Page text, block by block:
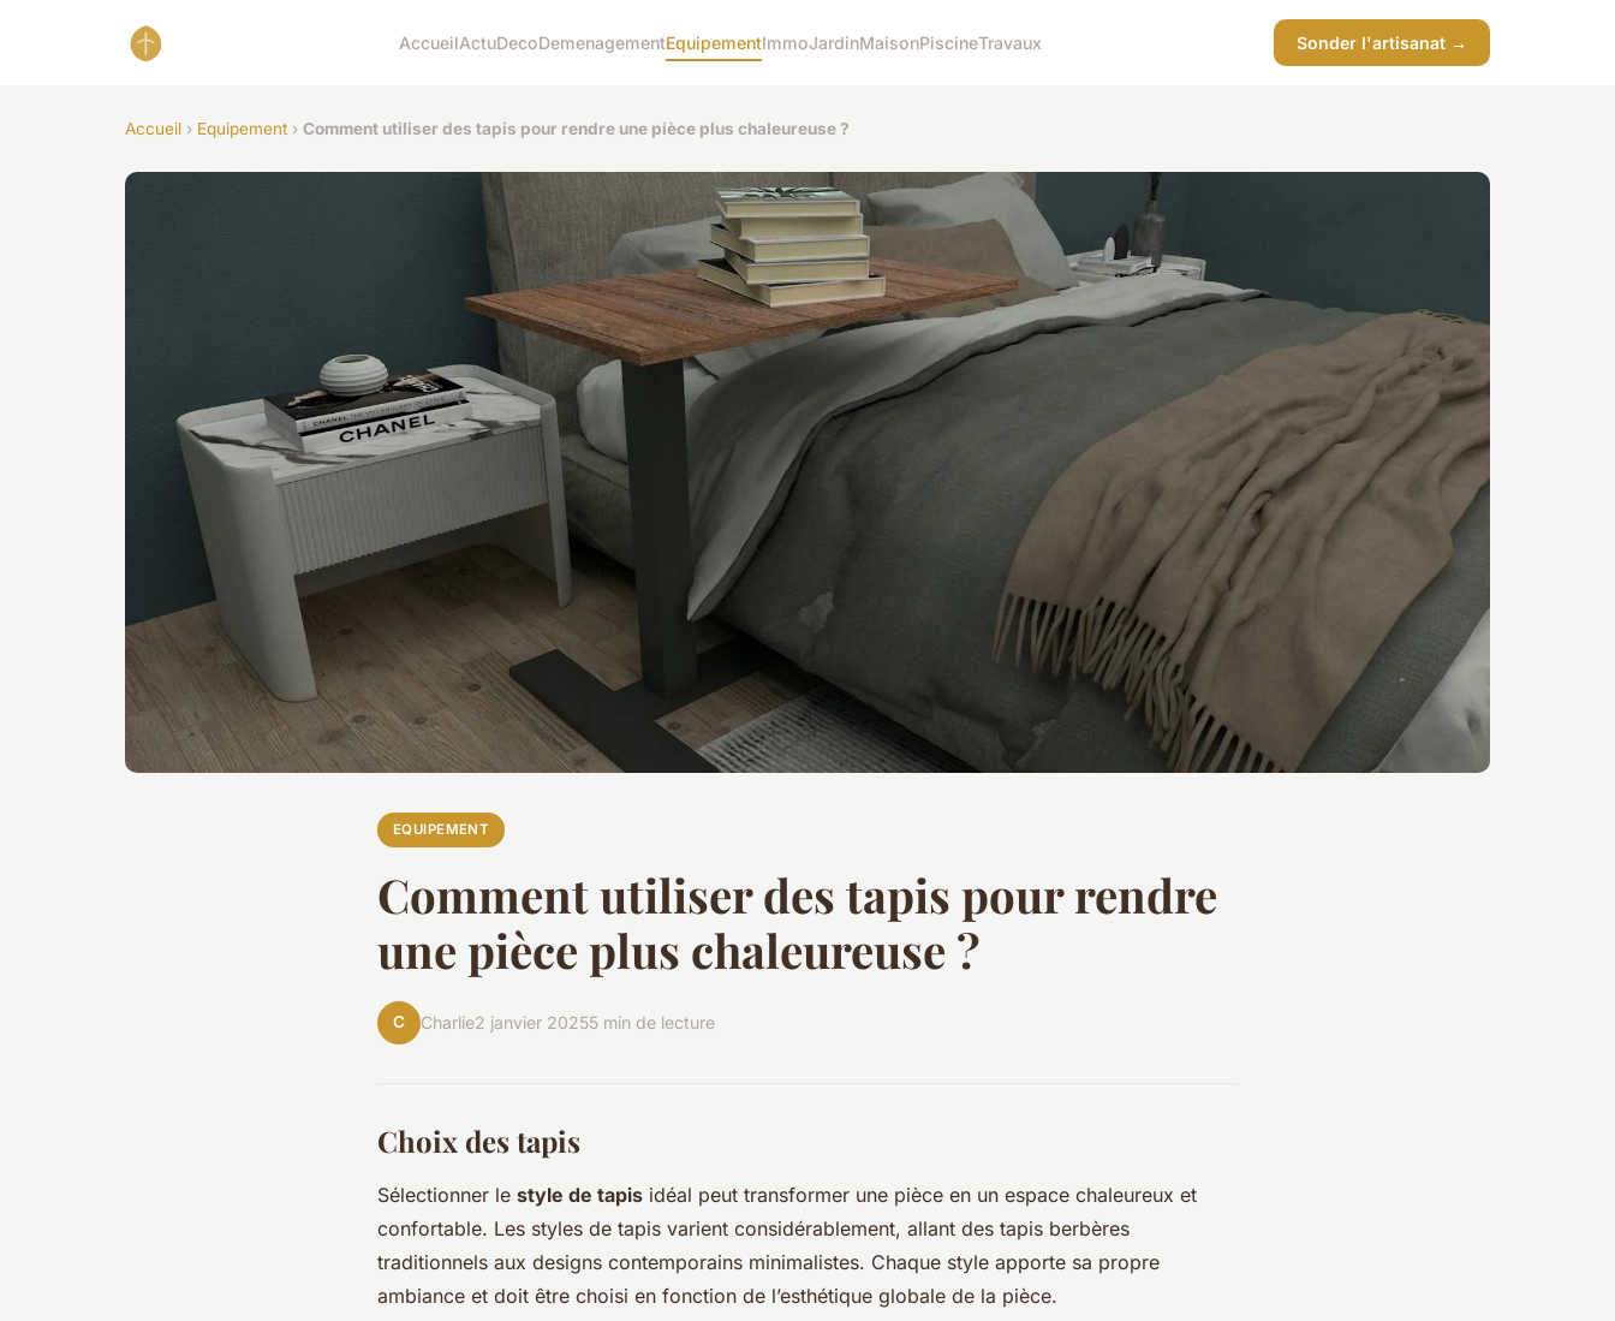
AccueilActuDecoDemenagementEquipementImmoJardinMaisonPiscineTravaux Sonder l'artisanat →
Accueil › Equipement › Comment utiliser des tapis pour rendre une pièce plus chaleureuse ?
EQUIPEMENT
Comment utiliser des tapis pour rendre
une pièce plus chaleureuse ?
C Charlie2 janvier 20255 min de lecture
Choix des tapis
Sélectionner le style de tapis idéal peut transformer une pièce en un espace chaleureux et
confortable. Les styles de tapis varient considérablement, allant des tapis berbères
traditionnels aux designs contemporains minimalistes. Chaque style apporte sa propre
ambiance et doit être choisi en fonction de l’esthétique globale de la pièce.